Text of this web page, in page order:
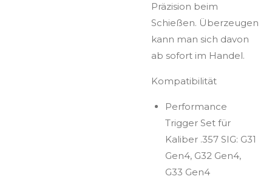
Präzision beim
Schießen. Überzeugen
kann man sich davon
ab sofort im Handel.
Kompatibilität
Performance
Trigger Set für
Kaliber .357 SIG: G31
Gen4, G32 Gen4,
G33 Gen4